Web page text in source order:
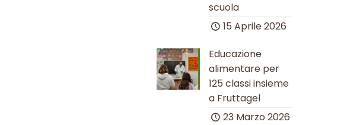
scuola
15 Aprile 2026
Educazione
alimentare per
125 classi insieme
a Fruttagel
23 Marzo 2026